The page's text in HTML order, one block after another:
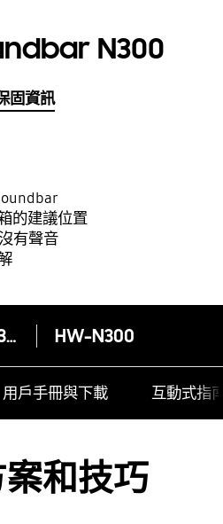
N300
固資訊
的建議位置
有聲音
2 Ch Soundbar N300 HW-N300
用戶手冊與下載 互動式指
和技巧